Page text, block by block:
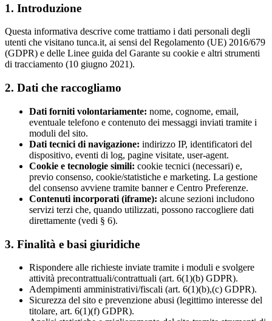
1. Introduzione
Questa informativa descrive come trattiamo i dati personali degli
utenti che visitano tunca.it, ai sensi del Regolamento (UE) 2016/679
(GDPR) e delle Linee guida del Garante su cookie e altri strumenti
di tracciamento (10 giugno 2021).
2. Dati che raccogliamo
Dati forniti volontariamente: nome, cognome, email,
eventuale telefono e contenuto dei messaggi inviati tramite i
moduli del sito.
Dati tecnici di navigazione: indirizzo IP, identificatori del
dispositivo, eventi di log, pagine visitate, user-agent.
Cookie e tecnologie simili: cookie tecnici (necessari) e,
previo consenso, cookie/statistiche e marketing. La gestione
del consenso avviene tramite banner e Centro Preferenze.
Contenuti incorporati (iframe): alcune sezioni includono
servizi terzi che, quando utilizzati, possono raccogliere dati
direttamente (vedi § 6).
3. Finalità e basi giuridiche
Rispondere alle richieste inviate tramite i moduli e svolgere
attività precontrattuali/contrattuali (art. 6(1)(b) GDPR).
Adempimenti amministrativi/fiscali (art. 6(1)(b),(c) GDPR).
Sicurezza del sito e prevenzione abusi (legittimo interesse del
titolare, art. 6(1)(f) GDPR).